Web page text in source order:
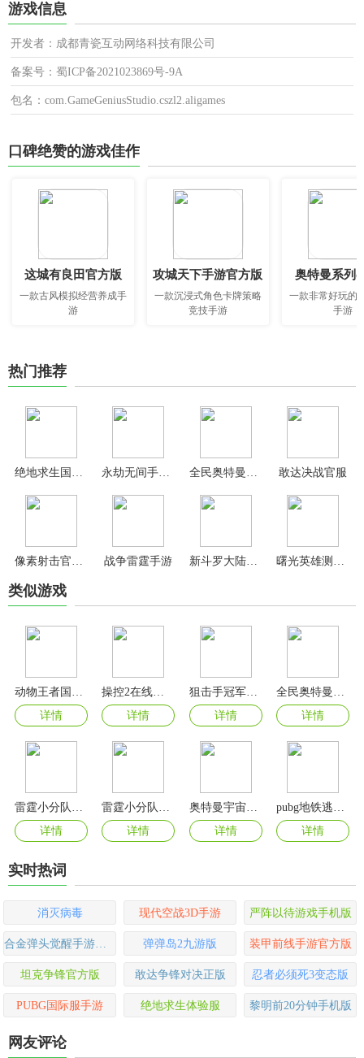
游戏信息
开发者：成都青瓷互动网络科技有限公司
备案号：蜀ICP备2021023869号-9A
包名：com.GameGeniusStudio.cszl2.aligames
口碑绝赞的游戏佳作
这城有良田官方版
一款古风模拟经营养成手
游
攻城天下手游官方版
一款沉浸式角色卡牌策略
竞技手游
奥特曼系列
一款非常好玩的
手游
热门推荐
敢达决战官服
战争雷霆手游 新斗罗大陆内置功能菜单版
类似游戏
详情
详情
狙击手冠军最新版
详情
详情
详情
详情
奥特曼宇宙英雄手游最新版
详情
详情
实时热词
消灭病毒 现代空战3D手游 严阵以待游戏手机版
弹弹岛2九游版 装甲前线手游官方版
坦克争锋官方版 敢达争锋对决正版 忍者必须死3变态版
PUBG国际服手游 绝地求生体验服 黎明前20分钟手机版
网友评论